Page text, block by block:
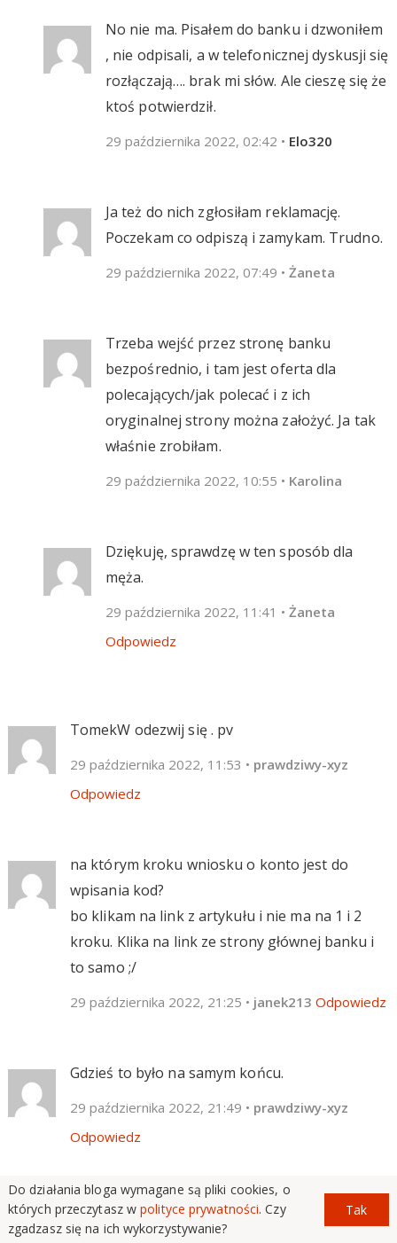
No nie ma. Pisałem do banku i dzwoniłem
, nie odpisali, a w telefonicznej dyskusji się
rozłączają…. brak mi słów. Ale cieszę się że
ktoś potwierdził.
29 października 2022, 02:42 • Elo320
Ja też do nich zgłosiłam reklamację.
Poczekam co odpiszą i zamykam. Trudno.
29 października 2022, 07:49 • Żaneta
Trzeba wejść przez stronę banku
bezpośrednio, i tam jest oferta dla
polecających/jak polecać i z ich
oryginalnej strony można założyć. Ja tak
właśnie zrobiłam.
29 października 2022, 10:55 • Karolina
Dziękuję, sprawdzę w ten sposób dla
męża.
29 października 2022, 11:41 • Żaneta
Odpowiedz
TomekW odezwij się . pv
29 października 2022, 11:53 • prawdziwy-xyz
Odpowiedz
na którym kroku wniosku o konto jest do
wpisania kod?
bo klikam na link z artykułu i nie ma na 1 i 2
kroku. Klika na link ze strony głównej banku i
to samo ;/
29 października 2022, 21:25 • janek213 Odpowiedz
Gdzieś to było na samym końcu.
29 października 2022, 21:49 • prawdziwy-xyz
Odpowiedz
Czy Nest wycofal sie z obnizki % na NRO? Bo
widze ze nadal maja 6.8%
Do działania bloga wymagane są pliki cookies, o
których przeczytasz wpolityce prywatności. Czy
zgadzasz się na ich wykorzystywanie?
Tak